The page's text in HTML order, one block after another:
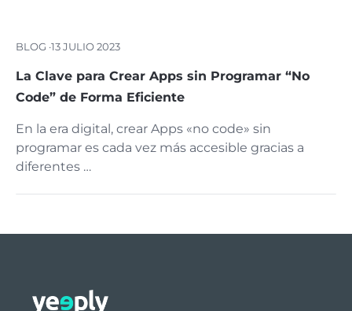
BLOG ·13 JULIO 2023
La Clave para Crear Apps sin Programar “No
Code” de Forma Eficiente
En la era digital, crear Apps «no code» sin
programar es cada vez más accesible gracias a
diferentes …